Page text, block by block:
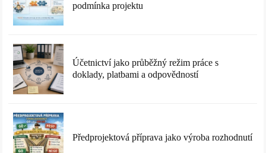
podmínka projektu
Účetnictví jako průběžný režim práce s
doklady, platbami a odpovědností
Předprojektová příprava jako výroba rozhodnutí